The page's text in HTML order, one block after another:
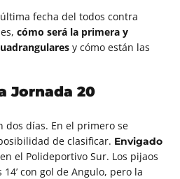
fecha del todos contra
cómo será la primera y
y cómo están las
Jornada 20
dos días. En el primero se
de clasificar. Envigado
en el Polideportivo Sur. Los pijaos
con gol de Angulo, pero la